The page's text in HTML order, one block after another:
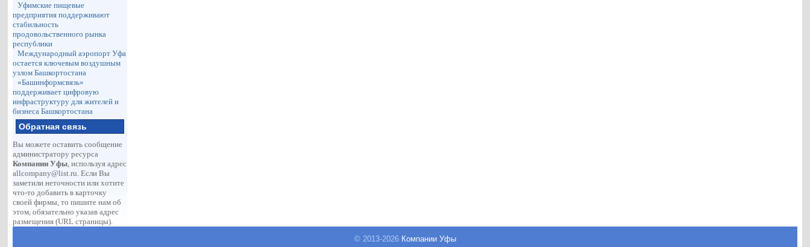
Уфимские пищевые
предприятия поддерживают
стабильность
продовольственного рынка
республики
Международный аэропорт Уфа
остается ключевым воздушным
узлом Башкортостана
«Башинформсвязь»
поддерживает цифровую
инфраструктуру для жителей и
бизнеса Башкортостана
Обратная связь
Вы можете оставить сообщение
администратору ресурса
Компании Уфы, используя адрес
allcompany@list.ru. Если Вы
заметили неточности или хотите
что-то добавить в карточку
своей фирмы, то пишите нам об
этом, обязательно указав адрес
размещения (URL страницы).
© 2013-2026 Компании Уфы